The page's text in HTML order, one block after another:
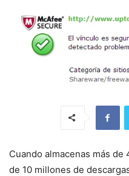
Cuando almacenas más
de 10 millones de